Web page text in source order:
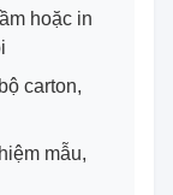
hoặc in
carton,
mẫu,